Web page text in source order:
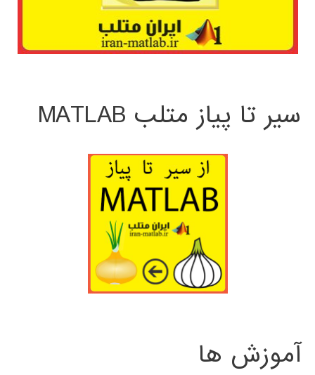
سیر تا پیاز متلب MATLAB
آموزش ها